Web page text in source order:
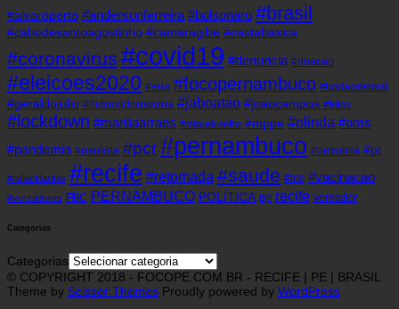
#alvaroporto #andersonferreira #bolsonaro #brasil
#cabodesantoagostinho #camaragibe #cestabasica
#coronavirus #covid19 #denuncia #doacao
#eleicoes2020 #eua #focopernambuco #fundaoeleitoral
#geraldojulio #hidroxicloroquina #jaboatao #joaocampos #leitos
#lockdown #mariliaarraes #miguelcoelho #mppe #olinda #oms
#pandemia #paulista #pcr#pernambuco #petrolina #pt
#rafaeldantas #recife #retomada #saude #tce #vacinacao
#vereadores FBC PERNAMBUCO POLÍTICA pp recife vereador
Categorias
Categorias
© COPYRIGHT 2018 - FOCOPE.COM.BR - RECIFE | PE | BRASIL
Theme by Scissor Themes Proudly powered by WordPress